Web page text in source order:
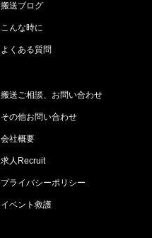
搬送ブログ
こんな時に
よくある質問
搬送ご相談、お問い合わせ
その他お問い合わせ
会社概要
求人Recruit
プライバシーポリシー
イベント救護